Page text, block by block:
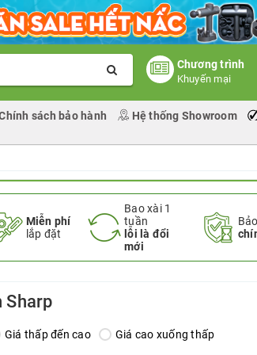
Chương trình
Khuyến mại
sách bảo hành Hệ thống Showroom
Miễn phí
lắp đặt
Bao xài 1
tuần
lỗi là đổi
mới
Sharp
Giá thấp đến cao Giá cao xuống thấp